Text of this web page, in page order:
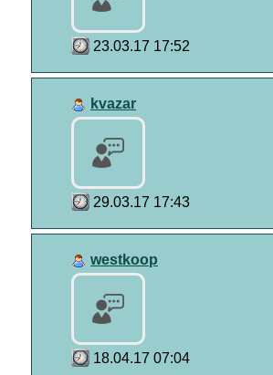
23.03.17 17:52
kvazar
29.03.17 17:43
westkoop
18.04.17 07:04